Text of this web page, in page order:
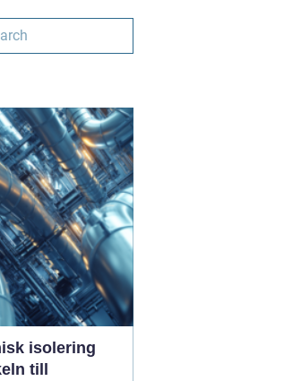
isolering
till